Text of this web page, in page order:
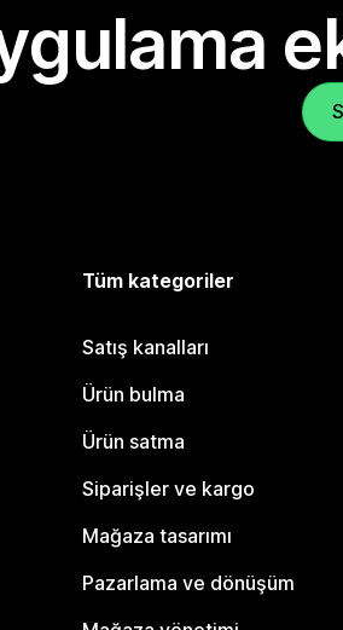
Tüm kategoriler
Satış kanalları
Ürün bulma
Ürün satma
Siparişler ve kargo
Mağaza tasarımı
Pazarlama ve dönüşüm